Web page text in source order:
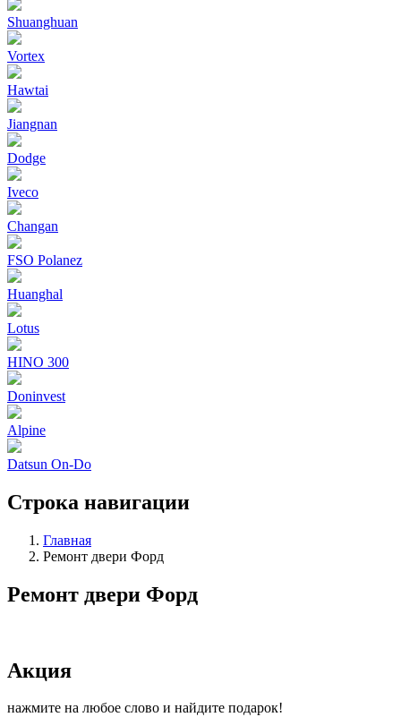
Shuanghuan
Vortex
Hawtai
Jiangnan
Dodge
Iveco
Changan
FSO Polanez
Huanghal
Lotus
HINO 300
Doninvest
Alpine
Datsun On-Do
Строка навигации
Главная
Ремонт двери Форд
Ремонт двери Форд
Акция
нажмите на любое слово и найдите подарок!